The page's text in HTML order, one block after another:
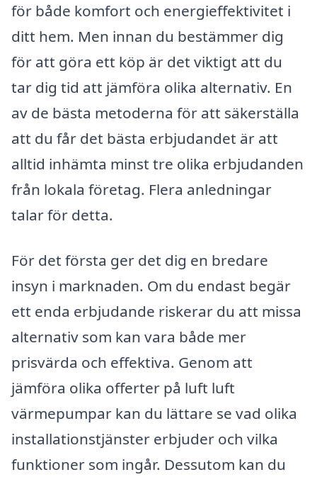
för både komfort och energieffektivitet i
ditt hem. Men innan du bestämmer dig
för att göra ett köp är det viktigt att du
tar dig tid att jämföra olika alternativ. En
av de bästa metoderna för att säkerställa
att du får det bästa erbjudandet är att
alltid inhämta minst tre olika erbjudanden
från lokala företag. Flera anledningar
talar för detta.
För det första ger det dig en bredare
insyn i marknaden. Om du endast begär
ett enda erbjudande riskerar du att missa
alternativ som kan vara både mer
prisvärda och effektiva. Genom att
jämföra olika offerter på luft luft
värmepumpar kan du lättare se vad olika
installationstjänster erbjuder och vilka
funktioner som ingår. Dessutom kan du